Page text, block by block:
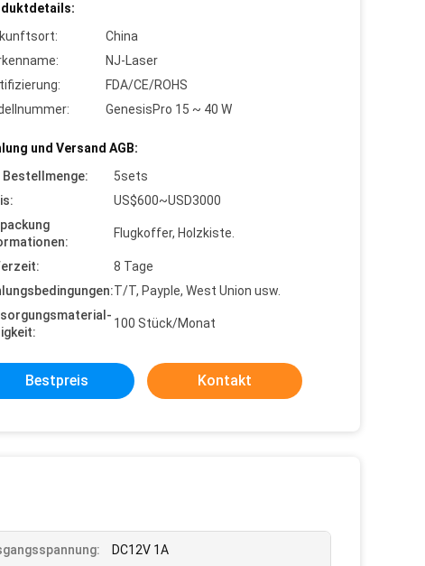
China
NJ-Laser
FDA/CE/ROHS
GenesisPro 15 ~ 40 W
und Versand AGB:
Bestellmenge:
5sets
US$600~USD3000
Flugkoffer, Holzkiste.
8 Tage
T/T, Payple, West Union usw.
100 Stück/Monat
Bestpreis Kontakt
DC12V 1A